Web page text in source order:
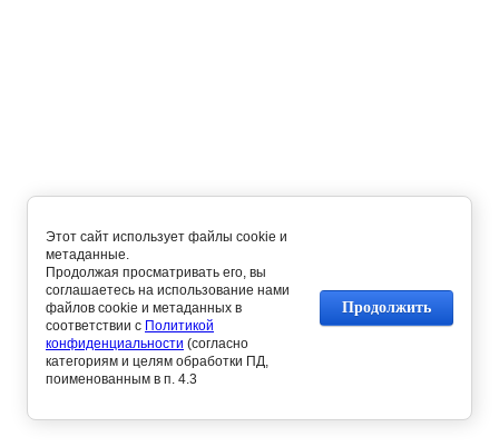
Этот сайт использует файлы cookie и
метаданные.
Продолжая просматривать его, вы
соглашаетесь на использование нами
файлов cookie и метаданных в
соответствии с Политикой
конфиденциальности (согласно
категориям и целям обработки ПД,
поименованным в п. 4.3
Продолжить